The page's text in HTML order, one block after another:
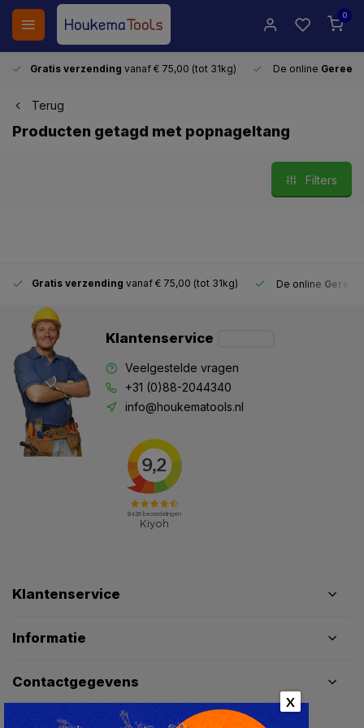
0
Gratis verzending vanaf € 75,00 (tot 31kg) De online
Terug
Producten getagd met popnageltang
Filters
Gratis verzending vanaf € 75,00 (tot 31kg) De online
Klantenservice
Veelgestelde vragen
+31 (0)88-2044340
info@houkematools.nl
Klantenservice
Informatie
Contactgegevens
X